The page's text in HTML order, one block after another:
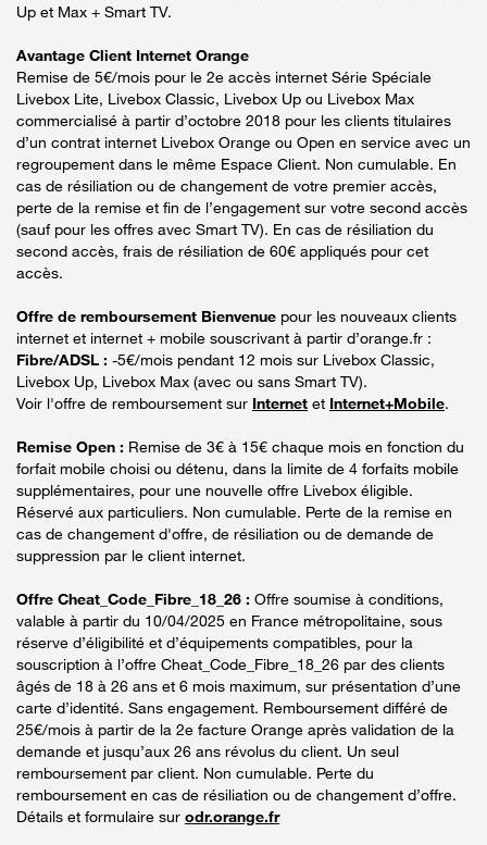
Up et Max + Smart TV.
Avantage Client Internet Orange
Remise de 5€/mois pour le 2e accès internet Série Spéciale
Livebox Lite, Livebox Classic, Livebox Up ou Livebox Max
commercialisé à partir d’octobre 2018 pour les clients titulaires
d’un contrat internet Livebox Orange ou Open en service avec un
regroupement dans le même Espace Client. Non cumulable. En
cas de résiliation ou de changement de votre premier accès,
perte de la remise et fin de l’engagement sur votre second accès
(sauf pour les offres avec Smart TV). En cas de résiliation du
second accès, frais de résiliation de 60€ appliqués pour cet
accès.
Offre de remboursement Bienvenue pour les nouveaux clients
internet et internet + mobile souscrivant à partir d’orange.fr :
Fibre/ADSL : -5€/mois pendant 12 mois sur Livebox Classic,
Livebox Up, Livebox Max (avec ou sans Smart TV).
Voir l'offre de remboursement sur Internet et Internet+Mobile.
Remise Open : Remise de 3€ à 15€ chaque mois en fonction du
forfait mobile choisi ou détenu, dans la limite de 4 forfaits mobile
supplémentaires, pour une nouvelle offre Livebox éligible.
Réservé aux particuliers. Non cumulable. Perte de la remise en
cas de changement d'offre, de résiliation ou de demande de
suppression par le client internet.
Offre Cheat_Code_Fibre_18_26 : Offre soumise à conditions,
valable à partir du 10/04/2025 en France métropolitaine, sous
réserve d’éligibilité et d’équipements compatibles, pour la
souscription à l’offre Cheat_Code_Fibre_18_26 par des clients
âgés de 18 à 26 ans et 6 mois maximum, sur présentation d’une
carte d’identité. Sans engagement. Remboursement différé de
25€/mois à partir de la 2e facture Orange après validation de la
demande et jusqu’aux 26 ans révolus du client. Un seul
remboursement par client. Non cumulable. Perte du
remboursement en cas de résiliation ou de changement d’offre.
Détails et formulaire sur odr.orange.fr